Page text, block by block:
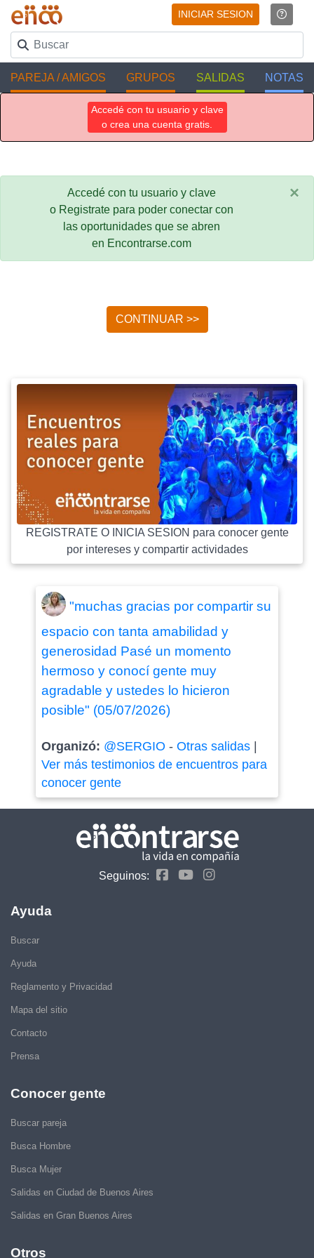
INICIAR SESION
PAREJA / AMIGOS GRUPOS SALIDAS NOTAS
Accedé con tu usuario y clave
o crea una cuenta gratis.
Accedé con tu usuario y clave
o Registrate para poder conectar con
las oportunidades que se abren
en Encontrarse.com
×
CONTINUAR >>
REGISTRATE O INICIA SESION para conocer gente
por intereses y compartir actividades
"muchas gracias por compartir su
espacio con tanta amabilidad y
generosidad Pasé un momento
hermoso y conocí gente muy
agradable y ustedes lo hicieron
posible" (05/07/2026)
Organizó: @SERGIO - Otras salidas|
Ver más testimonios de encuentros para
conocer gente
Seguinos:
Ayuda
Buscar
Ayuda
Reglamento y Privacidad
Mapa del sitio
Contacto
Prensa
Conocer gente
Buscar pareja
Busca Hombre
Busca Mujer
Salidas en Ciudad de Buenos Aires
Salidas en Gran Buenos Aires
Otros